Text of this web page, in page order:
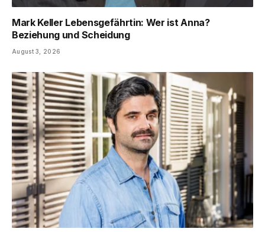
Mark Keller Lebensgefährtin: Wer ist Anna?
Beziehung und Scheidung
August 3, 2026